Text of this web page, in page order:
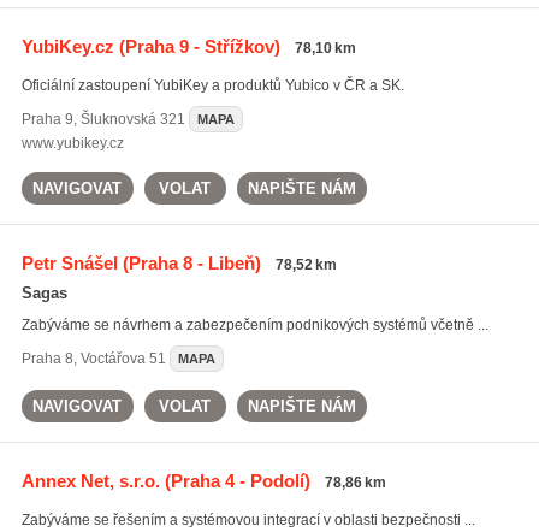
YubiKey.cz (Praha 9 - Střížkov) 78,10 km
Oficiální zastoupení YubiKey a produktů Yubico v ČR a SK.
Praha 9, Šluknovská 321 MAPA
www.yubikey.cz
NAVIGOVAT VOLAT NAPIŠTE NÁM
Petr Snášel(Praha 8 - Libeň) 78,52 km
Sagas
Zabýváme se návrhem a zabezpečením podnikových systémů včetně ...
Praha 8, Voctářova 51 MAPA
NAVIGOVAT VOLAT NAPIŠTE NÁM
Annex Net, s.r.o.(Praha 4 - Podolí) 78,86 km
Zabýváme se řešením a systémovou integrací v oblasti bezpečnosti ...